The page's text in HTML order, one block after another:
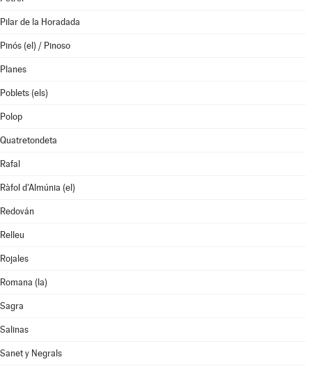
Pilar de la Horadada
Pinós (el) / Pinoso
Planes
Poblets (els)
Polop
Quatretondeta
Rafal
Ràfol d'Almúnia (el)
Redován
Relleu
Rojales
Romana (la)
Sagra
Salinas
Sanet y Negrals